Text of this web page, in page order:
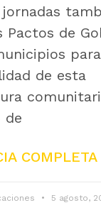
de
de esta
de
COMPLETA
5 agosto,